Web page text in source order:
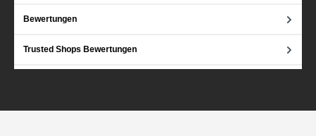
Bewertungen
Trusted Shops Bewertungen